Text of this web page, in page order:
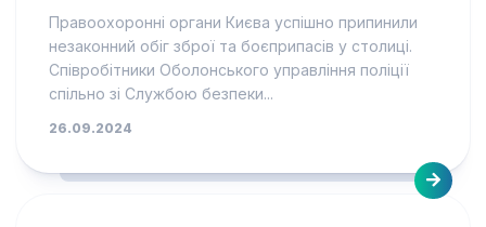
Правоохоронні органи Києва успішно припинили
незаконний обіг зброї та боєприпасів у столиці.
Співробітники Оболонського управління поліції
спільно зі Службою безпеки...
26.09.2024